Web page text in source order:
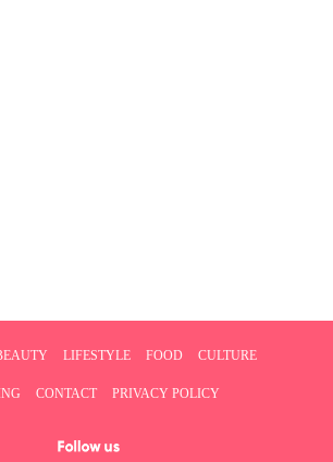
LIFESTYLE FOOD CULTURE
CONTACT PRIVACY POLICY